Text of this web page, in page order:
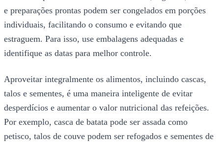
e preparações prontas podem ser congelados em porções
individuais, facilitando o consumo e evitando que
estraguem. Para isso, use embalagens adequadas e
identifique as datas para melhor controle.
Aproveitar integralmente os alimentos, incluindo cascas,
talos e sementes, é uma maneira inteligente de evitar
desperdícios e aumentar o valor nutricional das refeições.
Por exemplo, casca de batata pode ser assada como
petisco, talos de couve podem ser refogados e sementes de